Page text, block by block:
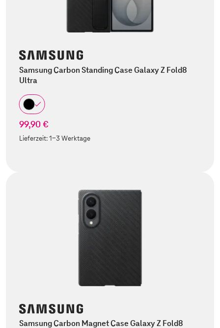
Samsung Carbon Standing Case Galaxy Z Fold8
Ultra
99,90 €
Lieferzeit:1-3 Werktage
Samsung Carbon Magnet Case Galaxy Z Fold8